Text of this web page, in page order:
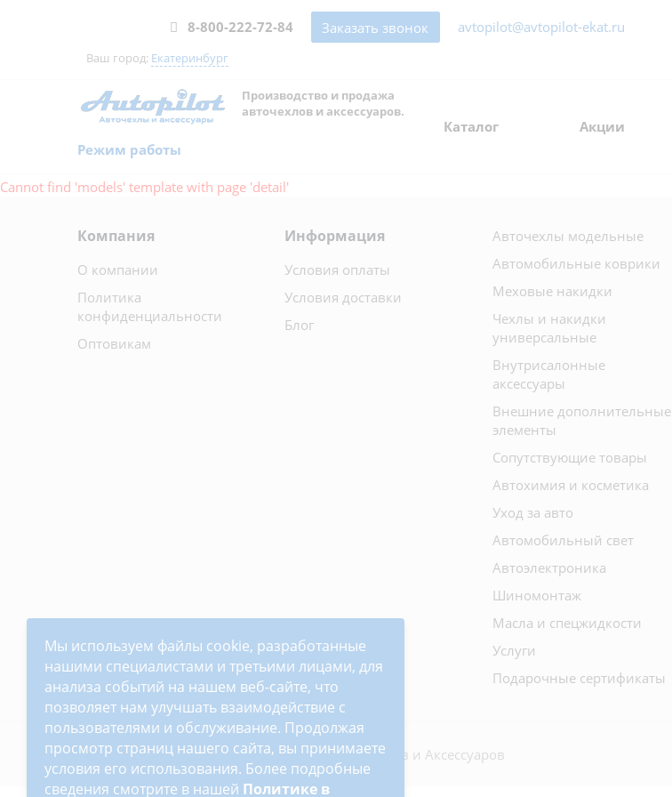
8-800-222-72-84 Заказать звонок avtopilot@avtopilot-ekat.ru
Ваш город: Екатеринбург
Производство и продажа
авточехлов и аксессуаров.
Режим работы
Каталог Акции
Cannot find 'models' template with page 'detail'
Компания
О компании
Политика
конфиденциальности
Оптовикам
Информация
Условия оплаты
Условия доставки
Блог
Авточехлы модельные
Автомобильные коврики
Меховые накидки
Чехлы и накидки
универсальные
Внутрисалонные
аксессуары
Внешние дополнительные
элементы
Сопутствующие товары
Автохимия и косметика
Уход за авто
Автомобильный свет
Автоэлектроника
Шиномонтаж
Масла и спецжидкости
Услуги
Подарочные сертификаты
2026 © Автопилот - интернет-магазин Авточехлов и Аксессуаров
Мы используем файлы cookie, разработанные
нашими специалистами и третьими лицами, для
анализа событий на нашем веб-сайте, что
позволяет нам улучшать взаимодействие с
пользователями и обслуживание. Продолжая
просмотр страниц нашего сайта, вы принимаете
условия его использования. Более подробные
сведения смотрите в нашей Политике в